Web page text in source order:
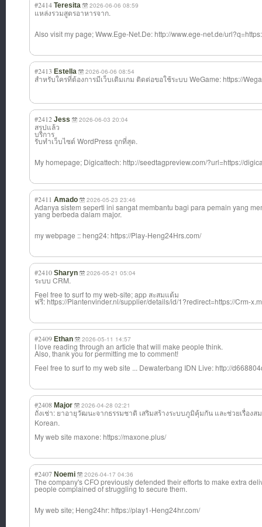
#2414 Teresita 2026-06-06 08:59
แหล่งรวมสูตรอาหารจาก.
Also visit my page; Www.Ege-Net.De: http://www.ege-net.de/
#2413 Estella 2026-06-06 08:54
สำหรับใครที่ต้องการมีเว็บเติมเกม ติดต่อขอใช้ระบบ WeGame: https://
#2412 Jess 2026-06-03 20:04
สรุปแล้ว
บริการ
รับทำเว็บไซต์ WordPress ถูกที่สุด.
My homepage; Digicattech: http://seedtagpreview.com/?url=https://
#2411 Amado 2026-05-23 23:46
Adanya sistem seperti ini sangat membantu bagi para pemain yang
yang berbeda dalam major.
my webpage :: heng24: https://Play-Heng24Hrs.com/
#2410 Sharyn 2026-05-21 05:04
ระบบ CRM.
Feel free to surf to my web-site; app สะสมแต้ม
ฟรี: https://Plantenvinder.nl/supplier/details/id/1?redirect=https://Crm-
#2409 Ethan 2026-05-11 14:57
I love reading through an article that will make people think.
Also, thank you for permitting me to comment!
Feel free to surf to my web site ... Dewaterbang IDN Live: http://
#2408 Major 2026-04-28 02:21
ถั่งเช่า: ยาอายุวัฒนะจากธรรมชาติ เสริมสร้างระบบภูมิคุ้มกัน และช่วยเรื่องสม
Korean.
My web site maxone: https://maxone.plus/
#2407 Noemi 2026-04-17 04:36
The company's CFO previously defended their efforts to make extra
people complained of struggling to secure them.
My web site; Heng24hr: https://play1-Heng24hr.com/